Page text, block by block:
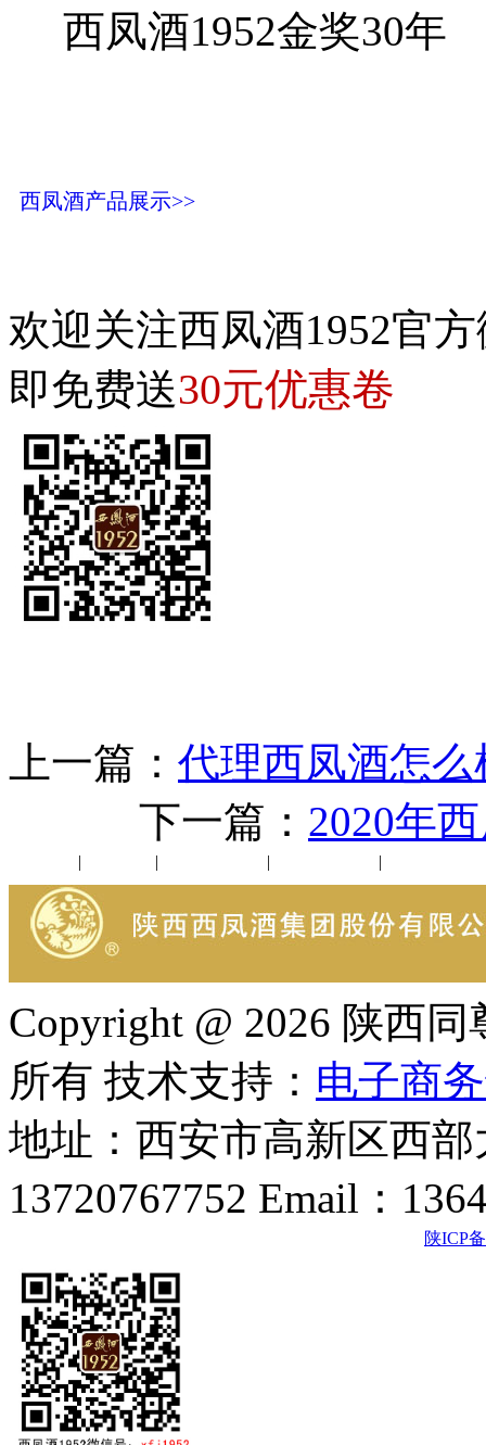
西凤酒1952金奖30年
西凤酒产品展示>>
欢迎关注西凤酒1952官
即免费送30元优惠卷
上一篇： 代理西凤酒怎么
下一篇： 2020年
| | | |
Copyright @ 2026 陕西
所有 技术支持： 电子商
地址：西安市高新区西
13720767752 Email：
陕ICP